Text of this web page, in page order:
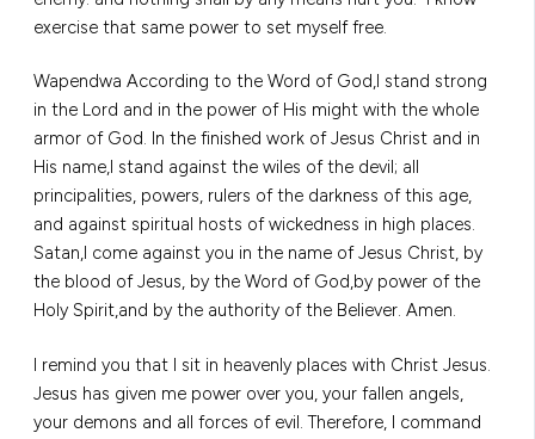
exercise that same power to set myself free.
Wapendwa According to the Word of God,I stand strong
in the Lord and in the power of His might with the whole
armor of God. In the finished work of Jesus Christ and in
His name,I stand against the wiles of the devil; all
principalities, powers, rulers of the darkness of this age,
and against spiritual hosts of wickedness in high places.
Satan,I come against you in the name of Jesus Christ, by
the blood of Jesus, by the Word of God,by power of the
Holy Spirit,and by the authority of the Believer. Amen.
I remind you that I sit in heavenly places with Christ Jesus.
Jesus has given me power over you, your fallen angels,
your demons and all forces of evil. Therefore, I command